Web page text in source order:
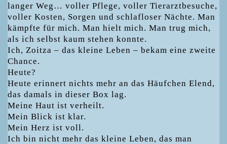
langer Weg… voller Pflege, voller Tierarztbesuche,
voller Kosten, Sorgen und schlafloser Nächte. Man
kämpfte für mich. Man hielt mich. Man trug mich,
als ich selbst kaum stehen konnte.
Ich, Zoitza – das kleine Leben – bekam eine zweite
Chance.
Heute?
Heute erinnert nichts mehr an das Häufchen Elend,
das damals in dieser Box lag.
Meine Haut ist verheilt.
Mein Blick ist klar.
Mein Herz ist voll.
Ich bin nicht mehr das kleine Leben, das man